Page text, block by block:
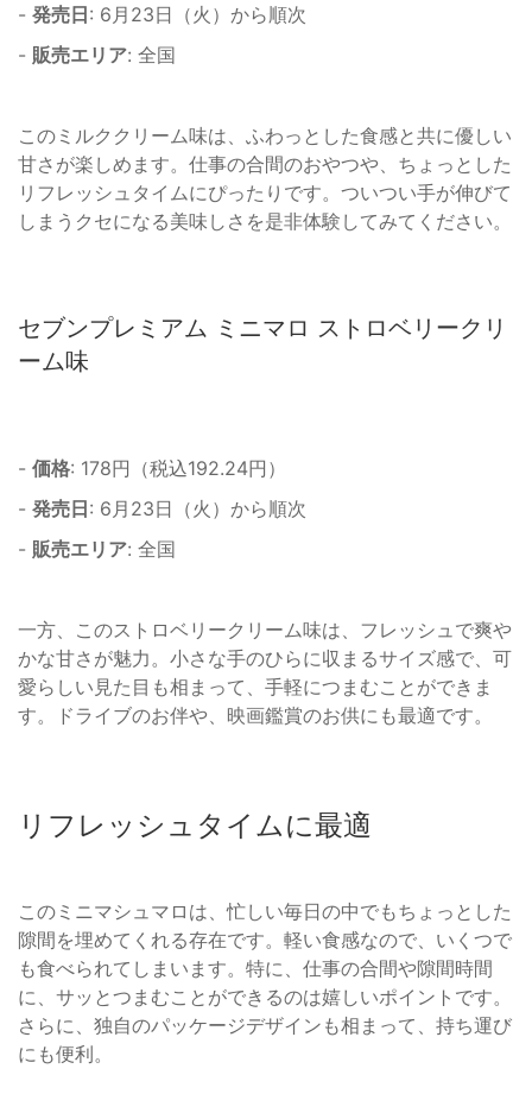
- 発売日: 6月23日（火）から順次
- 販売エリア: 全国
このミルククリーム味は、ふわっとした食感と共に優しい
甘さが楽しめます。仕事の合間のおやつや、ちょっとした
リフレッシュタイムにぴったりです。ついつい手が伸びて
しまうクセになる美味しさを是非体験してみてください。
セブンプレミアム ミニマロ ストロベリークリ
ーム味
- 価格: 178円（税込192.24円）
- 発売日: 6月23日（火）から順次
- 販売エリア: 全国
一方、このストロベリークリーム味は、フレッシュで爽や
かな甘さが魅力。小さな手のひらに収まるサイズ感で、可
愛らしい見た目も相まって、手軽につまむことができま
す。ドライブのお伴や、映画鑑賞のお供にも最適です。
リフレッシュタイムに最適
このミニマシュマロは、忙しい毎日の中でもちょっとした
隙間を埋めてくれる存在です。軽い食感なので、いくつで
も食べられてしまいます。特に、仕事の合間や隙間時間
に、サッとつまむことができるのは嬉しいポイントです。
さらに、独自のパッケージデザインも相まって、持ち運び
にも便利。